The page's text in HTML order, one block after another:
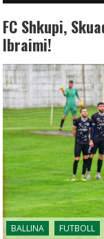
FC Shkupi,
Ibraimi!
BALLINA FUTBOLL